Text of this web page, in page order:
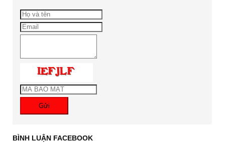
Gửi
BÌNH LUẬN FACEBOOK